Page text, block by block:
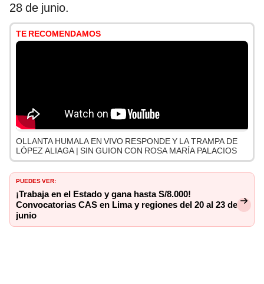
28 de junio.
TE RECOMENDAMOS
OLLANTA HUMALA EN VIVO RESPONDE Y LA TRAMPA DE
LÓPEZ ALIAGA | SIN GUION CON ROSA MARÍA PALACIOS
PUEDES VER:
¡Trabaja en el Estado y gana hasta S/8.000!
Convocatorias CAS en Lima y regiones del 20 al 23 de
junio